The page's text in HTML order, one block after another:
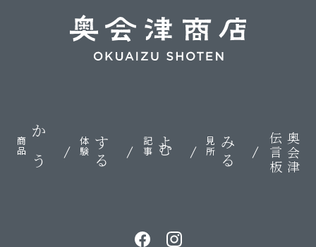
かう
商品 する
体験 よむ
記事 みる
見所 奥会津
伝言板